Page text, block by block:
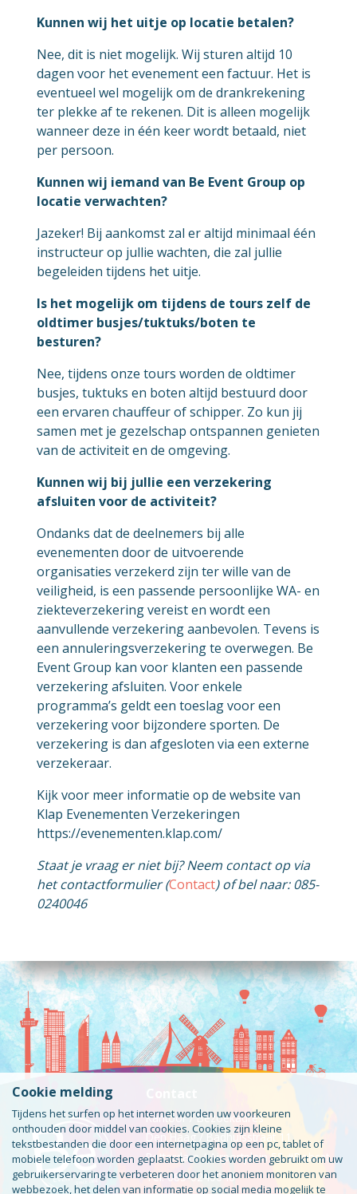
Kunnen wij het uitje op locatie betalen?
Nee, dit is niet mogelijk. Wij sturen altijd 10
dagen voor het evenement een factuur. Het is
eventueel wel mogelijk om de drankrekening
ter plekke af te rekenen. Dit is alleen mogelijk
wanneer deze in één keer wordt betaald, niet
per persoon.
Kunnen wij iemand van Be Event Group op
locatie verwachten?
Jazeker! Bij aankomst zal er altijd minimaal één
instructeur op jullie wachten, die zal jullie
begeleiden tijdens het uitje.
Is het mogelijk om tijdens de tours zelf de
oldtimer busjes/tuktuks/boten te
besturen?
Nee, tijdens onze tours worden de oldtimer
busjes, tuktuks en boten altijd bestuurd door
een ervaren chauffeur of schipper. Zo kun jij
samen met je gezelschap ontspannen genieten
van de activiteit en de omgeving.
Kunnen wij bij jullie een verzekering
afsluiten voor de activiteit?
Ondanks dat de deelnemers bij alle
evenementen door de uitvoerende
organisaties verzekerd zijn ter wille van de
veiligheid, is een passende persoonlijke WA- en
ziekteverzekering vereist en wordt een
aanvullende verzekering aanbevolen. Tevens is
een annuleringsverzekering te overwegen. Be
Event Group kan voor klanten een passende
verzekering afsluiten. Voor enkele
programma’s geldt een toeslag voor een
verzekering voor bijzondere sporten. De
verzekering is dan afgesloten via een externe
verzekeraar.
Kijk voor meer informatie op de website van
Klap Evenementen Verzekeringen
https://evenementen.klap.com/
Staat je vraag er niet bij? Neem contact op via
het contactformulier (Contact) of bel naar: 085-
0240046
Kantoor / Bezoekadres
Den Haag / Badhuisstraat 11
Rotterdam / Airportplein 55 #Bobcat
Tel: 085-0240046
Cookie melding
Tijdens het surfen op het internet worden uw voorkeuren
onthouden door middel van cookies. Cookies zijn kleine
tekstbestanden die door een internetpagina op een pc, tablet of
mobiele telefoon worden geplaatst. Cookies worden gebruikt om uw
gebruikerservaring te verbeteren door het anoniem monitoren van
webbezoek, het delen van informatie op social media mogelijk te